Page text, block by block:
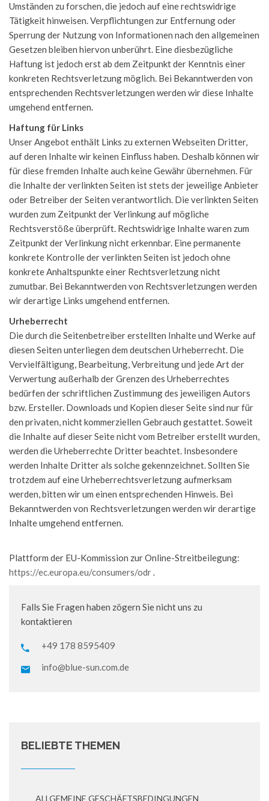
Umständen zu forschen, die jedoch auf eine rechtswidrige
Tätigkeit hinweisen. Verpflichtungen zur Entfernung oder
Sperrung der Nutzung von Informationen nach den allgemeinen
Gesetzen bleiben hiervon unberührt. Eine diesbezügliche
Haftung ist jedoch erst ab dem Zeitpunkt der Kenntnis einer
konkreten Rechtsverletzung möglich. Bei Bekanntwerden von
entsprechenden Rechtsverletzungen werden wir diese Inhalte
umgehend entfernen.
Haftung für Links
Unser Angebot enthält Links zu externen Webseiten Dritter,
auf deren Inhalte wir keinen Einfluss haben. Deshalb können wir
für diese fremden Inhalte auch keine Gewähr übernehmen. Für
die Inhalte der verlinkten Seiten ist stets der jeweilige Anbieter
oder Betreiber der Seiten verantwortlich. Die verlinkten Seiten
wurden zum Zeitpunkt der Verlinkung auf mögliche
Rechtsverstöße überprüft. Rechtswidrige Inhalte waren zum
Zeitpunkt der Verlinkung nicht erkennbar. Eine permanente
konkrete Kontrolle der verlinkten Seiten ist jedoch ohne
konkrete Anhaltspunkte einer Rechtsverletzung nicht
zumutbar. Bei Bekanntwerden von Rechtsverletzungen werden
wir derartige Links umgehend entfernen.
Urheberrecht
Die durch die Seitenbetreiber erstellten Inhalte und Werke auf
diesen Seiten unterliegen dem deutschen Urheberrecht. Die
Vervielfältigung, Bearbeitung, Verbreitung und jede Art der
Verwertung außerhalb der Grenzen des Urheberrechtes
bedürfen der schriftlichen Zustimmung des jeweiligen Autors
bzw. Ersteller. Downloads und Kopien dieser Seite sind nur für
den privaten, nicht kommerziellen Gebrauch gestattet. Soweit
die Inhalte auf dieser Seite nicht vom Betreiber erstellt wurden,
werden die Urheberrechte Dritter beachtet. Insbesondere
werden Inhalte Dritter als solche gekennzeichnet. Sollten Sie
trotzdem auf eine Urheberrechtsverletzung aufmerksam
werden, bitten wir um einen entsprechenden Hinweis. Bei
Bekanntwerden von Rechtsverletzungen werden wir derartige
Inhalte umgehend entfernen.
Plattform der EU-Kommission zur Online-Streitbeilegung:
https://ec.europa.eu/consumers/odr.
Falls Sie Fragen haben zögern Sie nicht uns zu
kontaktieren
+49 178 8595409
info@blue-sun.com.de
BELIEBTE THEMEN
ALLGEMEINE GESCHÄFTSBEDINGUNGEN